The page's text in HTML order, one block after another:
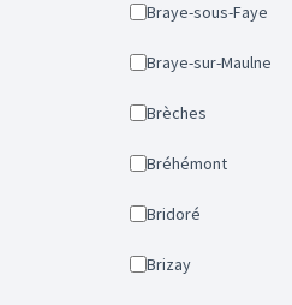
Braye-sous-Faye
Braye-sur-Maulne
Brèches
Bréhémont
Bridoré
Brizay